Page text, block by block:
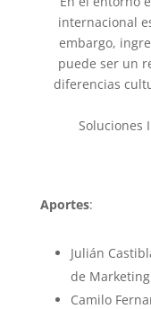
internacional
embargo,
puede ser un
diferencias
Soluciones
Aportes:
Julián
de Marketing
Camilo